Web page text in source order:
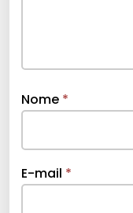
Nome *
E-mail *